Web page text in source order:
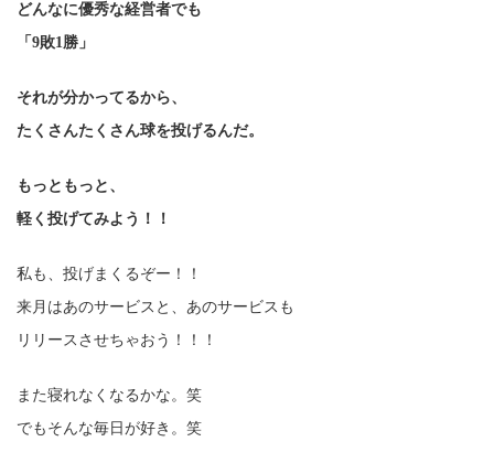
どんなに優秀な経営者でも
「9敗1勝」
それが分かってるから、
たくさんたくさん球を投げるんだ。
もっともっと、
軽く投げてみよう！！
私も、投げまくるぞー！！
来月はあのサービスと、あのサービスも
リリースさせちゃおう！！！
また寝れなくなるかな。笑
でもそんな毎日が好き。笑